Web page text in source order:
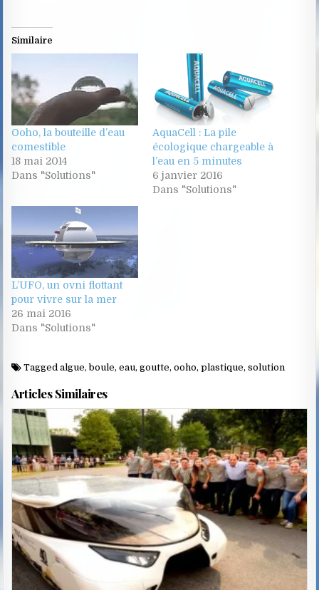
Similaire
Ooho, la bouteille d’eau
comestible
18 mai 2014
Dans "Solutions"
AquaCell : La pile
écologique chargeable à
l’eau en 5 minutes
6 janvier 2016
Dans "Solutions"
L’UFO, un ovni flottant
pour vivre sur la mer
26 mai 2016
Dans "Solutions"
Taggedalgue,boule,eau,goutte,ooho,plastique,solution
Articles Similaires
Posted
in